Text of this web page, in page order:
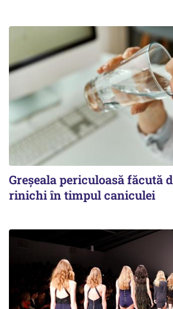
Greșeala periculoasă făcută
rinichi în timpul caniculei